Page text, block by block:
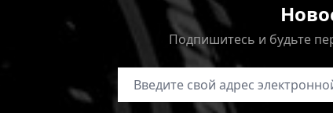
Подпишитесь и будьте
Адрес электронной почты